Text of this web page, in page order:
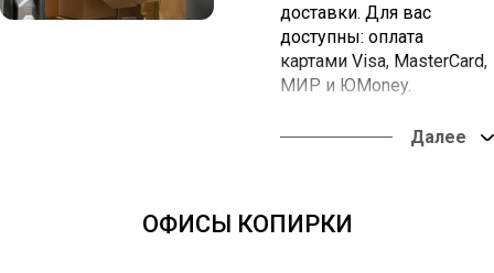
доставки. Для вас
доступны: оплата
картами Visa, MasterCard,
МИР и ЮMoney.
Вы можете забрать заказ
в наших офисах или
ОФИСЫ КОПИРКИ